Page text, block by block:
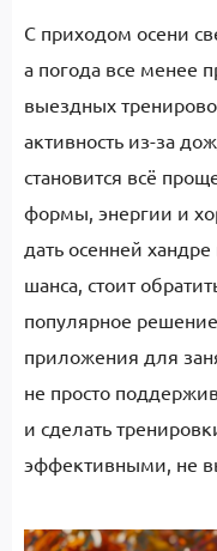
С приходом осени
а погода все менее
выездных
активность из-за
становится всё
формы, энергии и
дать осенней
шанса, стоит
популярное
приложения для
не просто
и сделать
эффективными, не